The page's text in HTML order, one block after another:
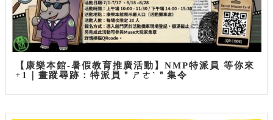
【康樂本館-暑假教育推廣活動】NMP特派員 等你來
+1｜畫蹤尋跡：特派員＂ㄕㄜˋ＂集令